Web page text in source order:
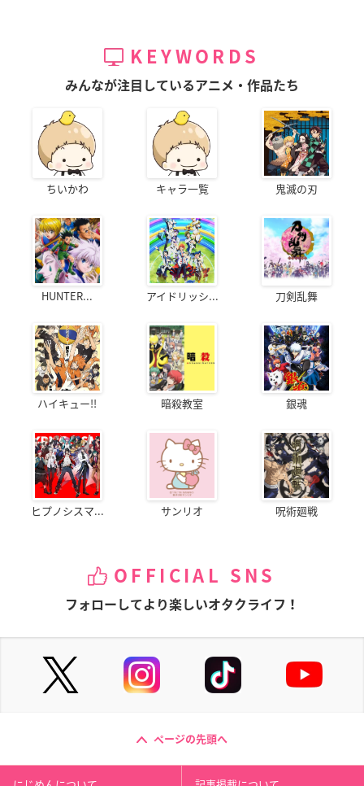
KEYWORDS
みんなが注目しているアニメ・作品たち
ちいかわ キャラ一覧 鬼滅の刃
HUNTER... アイドリッシ... 刀剣乱舞
ハイキュー!! 暗殺教室 銀魂
ヒプノシスマ... サンリオ 呪術廻戦
OFFICIAL SNS
フォローしてより楽しいオタクライフ！
ページの先頭へ